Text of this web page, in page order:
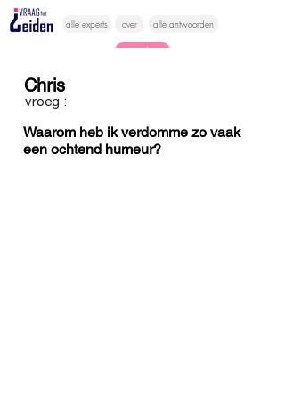
alle experts over alle antwoorden
vragen lessen
Chris
vroeg :
Waarom heb ik verdomme zo vaak
een ochtend humeur?